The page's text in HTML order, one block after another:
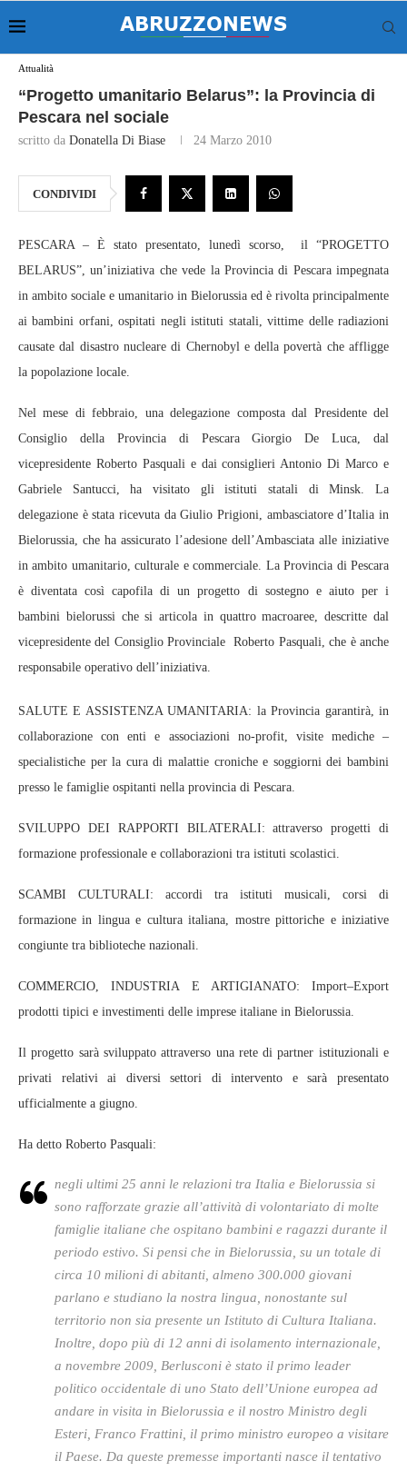
Attualità
“Progetto umanitario Belarus”: la Provincia di
Pescara nel sociale
scritto da Donatella Di Biase 24 Marzo 2010
CONDIVIDI
PESCARA – È stato presentato, lunedì scorso, il “PROGETTO
BELARUS”, un’iniziativa che vede la Provincia di Pescara impegnata
in ambito sociale e umanitario in Bielorussia ed è rivolta principalmente
ai bambini orfani, ospitati negli istituti statali, vittime delle radiazioni
causate dal disastro nucleare di Chernobyl e della povertà che affligge
la popolazione locale.
Nel mese di febbraio, una delegazione composta dal Presidente del
Consiglio della Provincia di Pescara Giorgio De Luca, dal
vicepresidente Roberto Pasquali e dai consiglieri Antonio Di Marco e
Gabriele Santucci, ha visitato gli istituti statali di Minsk. La
delegazione è stata ricevuta da Giulio Prigioni, ambasciatore d’Italia in
Bielorussia, che ha assicurato l’adesione dell’Ambasciata alle iniziative
in ambito umanitario, culturale e commerciale. La Provincia di Pescara
è diventata così capofila di un progetto di sostegno e aiuto per i
bambini bielorussi che si articola in quattro macroaree, descritte dal
vicepresidente del Consiglio Provinciale Roberto Pasquali, che è anche
responsabile operativo dell’iniziativa.
SALUTE E ASSISTENZA UMANITARIA: la Provincia garantirà, in
collaborazione con enti e associazioni no-profit, visite mediche –
specialistiche per la cura di malattie croniche e soggiorni dei bambini
presso le famiglie ospitanti nella provincia di Pescara.
SVILUPPO DEI RAPPORTI BILATERALI: attraverso progetti di
formazione professionale e collaborazioni tra istituti scolastici.
SCAMBI CULTURALI: accordi tra istituti musicali, corsi di
formazione in lingua e cultura italiana, mostre pittoriche e iniziative
congiunte tra biblioteche nazionali.
COMMERCIO, INDUSTRIA E ARTIGIANATO: Import–Export
prodotti tipici e investimenti delle imprese italiane in Bielorussia.
Il progetto sarà sviluppato attraverso una rete di partner istituzionali e
privati relativi ai diversi settori di intervento e sarà presentato
ufficialmente a giugno.
Ha detto Roberto Pasquali:
negli ultimi 25 anni le relazioni tra Italia e Bielorussia si
sono rafforzate grazie all’attività di volontariato di molte
famiglie italiane che ospitano bambini e ragazzi durante il
periodo estivo. Si pensi che in Bielorussia, su un totale di
circa 10 milioni di abitanti, almeno 300.000 giovani
parlano e studiano la nostra lingua, nonostante sul
territorio non sia presente un Istituto di Cultura Italiana.
Inoltre, dopo più di 12 anni di isolamento internazionale,
a novembre 2009, Berlusconi è stato il primo leader
politico occidentale di uno Stato dell’Unione europea ad
andare in visita in Bielorussia e il nostro Ministro degli
Esteri, Franco Frattini, il primo ministro europeo a visitare
il Paese. Da queste premesse importanti nasce il tentativo